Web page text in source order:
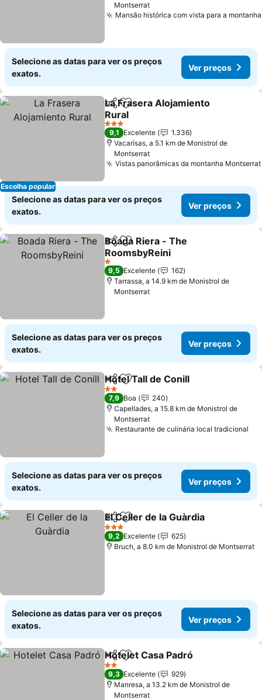
Montserrat
Mansão histórica com vista para a montanha
Selecione as datas para ver os preços
exatos.
Ver preços
Escolha popular
PartilharAdicionar aos favoritos
La Frasera Alojamiento
Rural
3 Estrelas
9,1 Excelente
1.336
Vacarisas, a 5.1 km de Monistrol de
Montserrat
Vistas panorâmicas da montanha Montserrat
Selecione as datas para ver os preços
exatos.
Ver preços
PartilharAdicionar aos favoritos
Boada Riera - The
RoomsbyReini
1 Estrelas
9,5 Excelente
162
Tarrassa, a 14.9 km de Monistrol de
Montserrat
Selecione as datas para ver os preços
exatos.
Ver preços
PartilharAdicionar aos favoritos
Hotel Tall de Conill
2 Estrelas
7,9 Boa
240
Capellades, a 15.8 km de Monistrol de
Montserrat
Restaurante de culinária local tradicional
Selecione as datas para ver os preços
exatos.
Ver preços
PartilharAdicionar aos favoritos
El Celler de la Guàrdia
3 Estrelas
9,2 Excelente
625
Bruch, a 8.0 km de Monistrol de Montserrat
Selecione as datas para ver os preços
exatos.
Ver preços
PartilharAdicionar aos favoritos
Hotelet Casa Padró
2 Estrelas
9,3 Excelente
929
Manresa, a 13.2 km de Monistrol de
Montserrat